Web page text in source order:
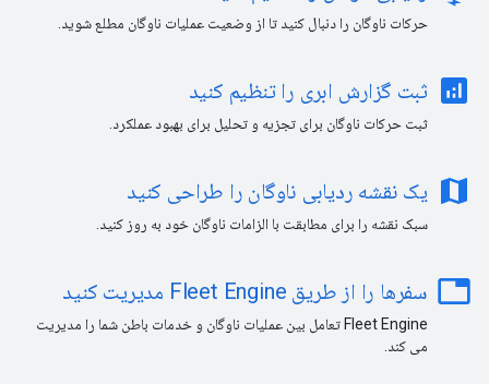
حرکات ناوگان را دنبال کنید تا از وضعیت عملیات ناوگان مطلع شوید.
analytics ثبت گزارش ابری را تنظیم کنید
ثبت حرکات ناوگان برای تجزیه و تحلیل برای بهبود عملکرد.
map یک نقشه ردیابی ناوگان را طراحی کنید
سبک نقشه را برای مطابقت با الزامات ناوگان خود به روز کنید.
سفرها را از طریق Fleet Engine مدیریت کنید
Fleet Engine تعامل بین عملیات ناوگان و خدمات باطن شما را مدیریت
می کند.